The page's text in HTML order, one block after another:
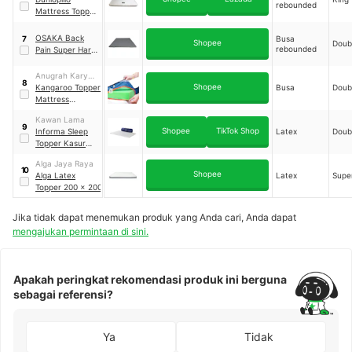
Mattress Topper
200
rebounded
7
OSAKA Back
Pain Super Hard
Orthopedic
R70++ 140 x 200
Shopee
Busa
rebounded
8
Anugrah Karya
Aslindo
Kangaroo Topper
Mattress
200
Shopee Busa
9
Kawan Lama
Informa Sleep
Topper Kasur
120 x 200
Shopee TikTok Shop Latex
10
Alga Jaya Raya
Alga Latex
Topper 200 x 200
Shopee Latex
Jika tidak dapat menemukan produk yang Anda cari, Anda dapat
mengajukan permintaan di sini.
Apakah peringkat rekomendasi produk ini berguna
sebagai referensi?
Ya Tidak